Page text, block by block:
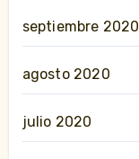
septiembre 2020
agosto 2020
julio 2020